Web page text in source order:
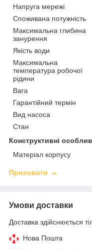
Напруга мережі
Споживана потужність
Максимальна глибина
занурення
Якість води
Максимальна
температура робочої
рідини
Вага
Гарантійний термін
Вид насоса
Стан
Конструктивні
Матеріал корпусу
Приховати
Умови доставки
Доставка здійснюється
Нова Пошта